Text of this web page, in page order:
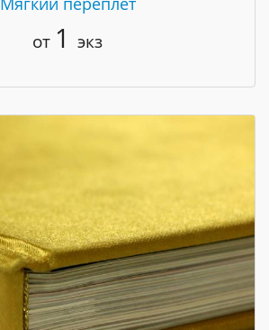
от 1 экз